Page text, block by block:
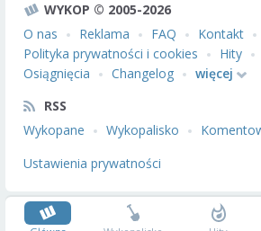
WYKOP © 2005-2026
O nas
Reklama FAQ Kontakt
Polityka prywatności i cookies
Hity
Osiągnięcia
Changelog
więcej
RSS
Wykopane
Wykopalisko
Ustawienia prywatności